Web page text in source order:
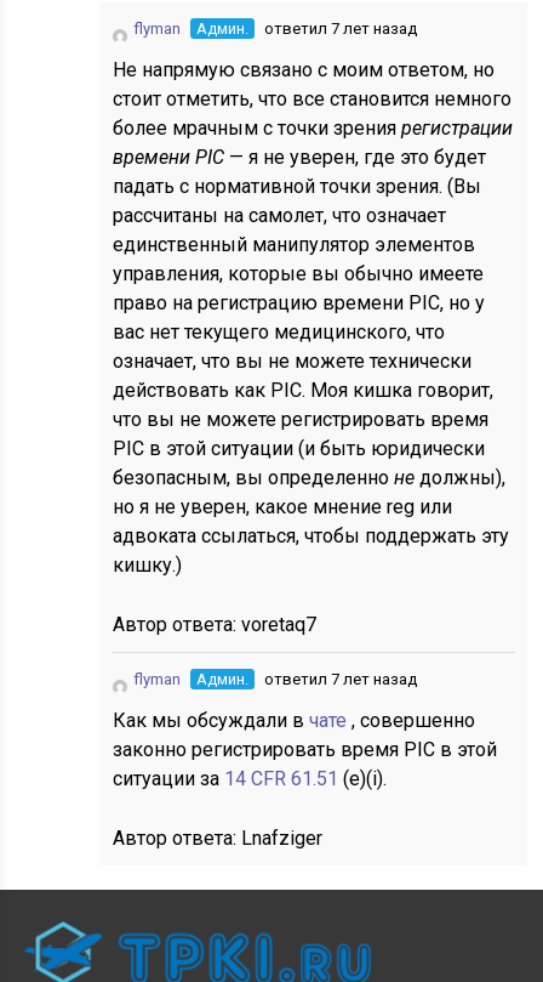
flyman Админ. ответил 7 лет назад
Не напрямую связано с моим ответом, но
стоит отметить, что все становится немного
более мрачным с точки зрениярегистрации
времени PIC — я не уверен, где это будет
падать с нормативной точки зрения. (Вы
рассчитаны на самолет, что означает
единственный манипулятор элементов
управления, которые вы обычно имеете
право на регистрацию времени PIC, но у
вас нет текущего медицинского, что
означает, что вы не можете технически
действовать как PIC. Моя кишка говорит,
что вы не можете регистрировать время
PIC в этой ситуации (и быть юридически
безопасным, вы определеннонедолжны),
но я не уверен, какое мнение reg или
адвоката ссылаться, чтобы поддержать эту
кишку.)
Автор ответа:voretaq7
flyman Админ. ответил 7 лет назад
Как мы обсуждали вчате, совершенно
законно регистрировать время PIC в этой
ситуации за 14 CFR 61.51(e)(i).
Автор ответа: Lnafziger